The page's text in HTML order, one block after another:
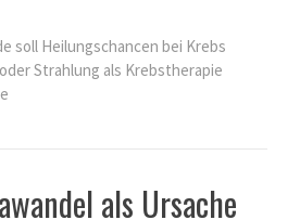
soll Heilungschancen bei Krebs
Strahlung als Krebstherapie
als Ursache